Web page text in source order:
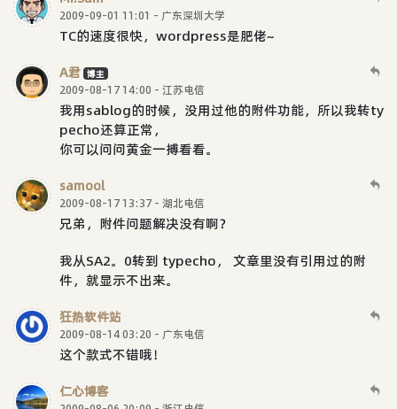
2009-09-01 11:01 - 广东深圳大学
TC的速度很快，wordpress是肥佬~
A君 博主
2009-08-17 14:00 - 江苏电信
我用sablog的时候，没用过他的附件功能，所以我转ty
pecho还算正常，
你可以问问黄金一搏看看。
samool
2009-08-17 13:37 - 湖北电信
兄弟，附件问题解决没有啊？
我从SA2。0转到 typecho， 文章里没有引用过的附
件，就显示不出来。
狂热软件站
2009-08-14 03:20 - 广东电信
这个款式不错哦！
仁心博客